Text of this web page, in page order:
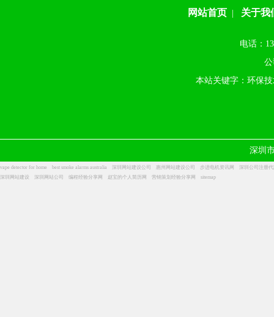
网站首页 关于我
电话：
本站关键字：环保
深圳
vape detector for home best smoke alarms australia 深圳网站建设公司 惠州网站建设公司 步进电机资讯网
深圳公司注册
深圳网站建设
深圳网站公司 编程经验分享网 赵宝的个人简历网 营销策划经验分享网 sitemap